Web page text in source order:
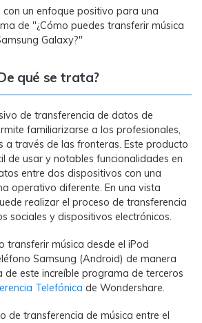
y archivos entre dispositivos
y Android.
te tiene al tanto de todo en
con un enfoque positivo para una
de "¿Cómo puedes transferir música
Galaxy?"
qué se trata?
de transferencia de datos de
familiarizarse a los profesionales,
a través de las fronteras. Este producto
de usar y notables funcionalidades en
entre dos dispositivos con una
operativo diferente. En una vista
realizar el proceso de transferencia
sociales y dispositivos electrónicos.
transferir música desde el iPod
Samsung (Android) de manera
este increíble programa de terceros
Telefónica de Wondershare.
de transferencia de música entre el